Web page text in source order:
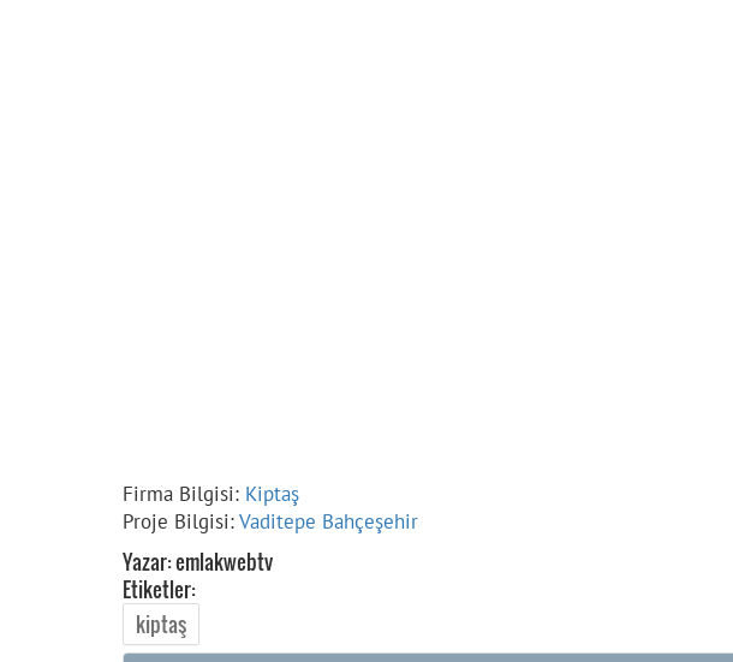
Firma Bilgisi: Kiptaş
Proje Bilgisi:Vaditepe Bahçeşehir
Yazar: emlakwebtv
Etiketler:
kiptaş